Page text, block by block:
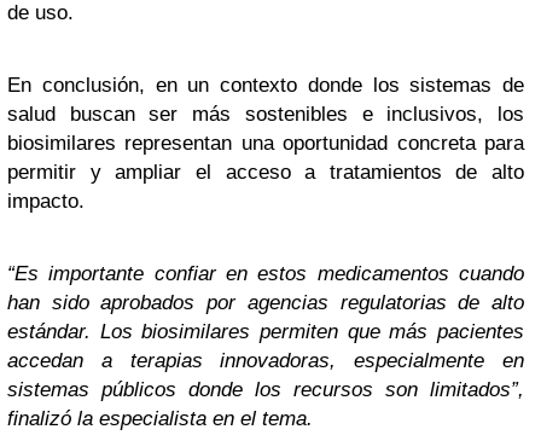
de uso.
En conclusión, en un contexto donde los sistemas de
salud buscan ser más sostenibles e inclusivos, los
biosimilares representan una oportunidad concreta para
permitir y ampliar el acceso a tratamientos de alto
impacto.
“Es importante confiar en estos medicamentos cuando
han sido aprobados por agencias regulatorias de alto
estándar. Los biosimilares permiten que más pacientes
accedan a terapias innovadoras, especialmente en
sistemas públicos donde los recursos son limitados”,
finalizó la especialista en el tema.